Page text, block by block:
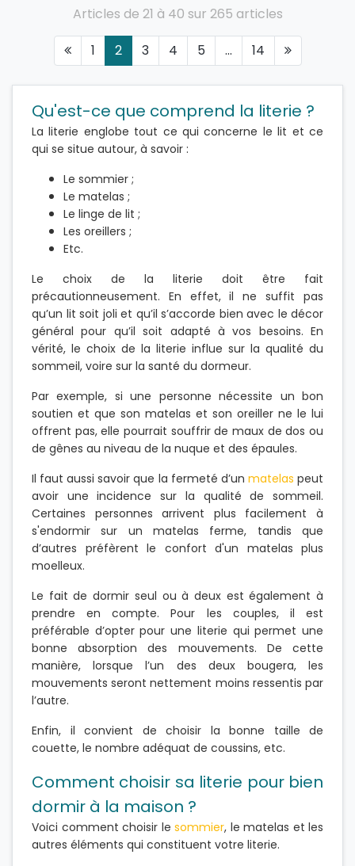
Articles de 21 à 40 sur 265 articles
1
2 3 4 5 ... 14
Qu'est-ce que comprend la literie ?
La literie englobe tout ce qui concerne le lit et ce
qui se situe autour, à savoir :
Le sommier ;
Le matelas ;
Le linge de lit ;
Les oreillers ;
Etc.
Le choix de la literie doit être fait
précautionneusement. En effet, il ne suffit pas
qu’un lit soit joli et qu’il s’accorde bien avec le décor
général pour qu’il soit adapté à vos besoins. En
vérité, le choix de la literie influe sur la qualité du
sommeil, voire sur la santé du dormeur.
Par exemple, si une personne nécessite un bon
soutien et que son matelas et son oreiller ne le lui
offrent pas, elle pourrait souffrir de maux de dos ou
de gênes au niveau de la nuque et des épaules.
Il faut aussi savoir que la fermeté d’un matelas peut
avoir une incidence sur la qualité de sommeil.
Certaines personnes arrivent plus facilement à
s'endormir sur un matelas ferme, tandis que
d’autres préfèrent le confort d'un matelas plus
moelleux.
Le fait de dormir seul ou à deux est également à
prendre en compte. Pour les couples, il est
préférable d’opter pour une literie qui permet une
bonne absorption des mouvements. De cette
manière, lorsque l’un des deux bougera, les
mouvements seront nettement moins ressentis par
l’autre.
Enfin, il convient de choisir la bonne taille de
couette, le nombre adéquat de coussins, etc.
Comment choisir sa literie pour bien
dormir à la maison ?
Voici comment choisir le sommier, le matelas et les
autres éléments qui constituent votre literie.